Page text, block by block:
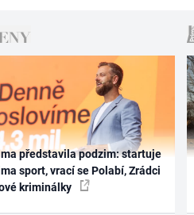
představila podzim: startuje
sport, vrací se Polabí, Zrádci
kriminálky